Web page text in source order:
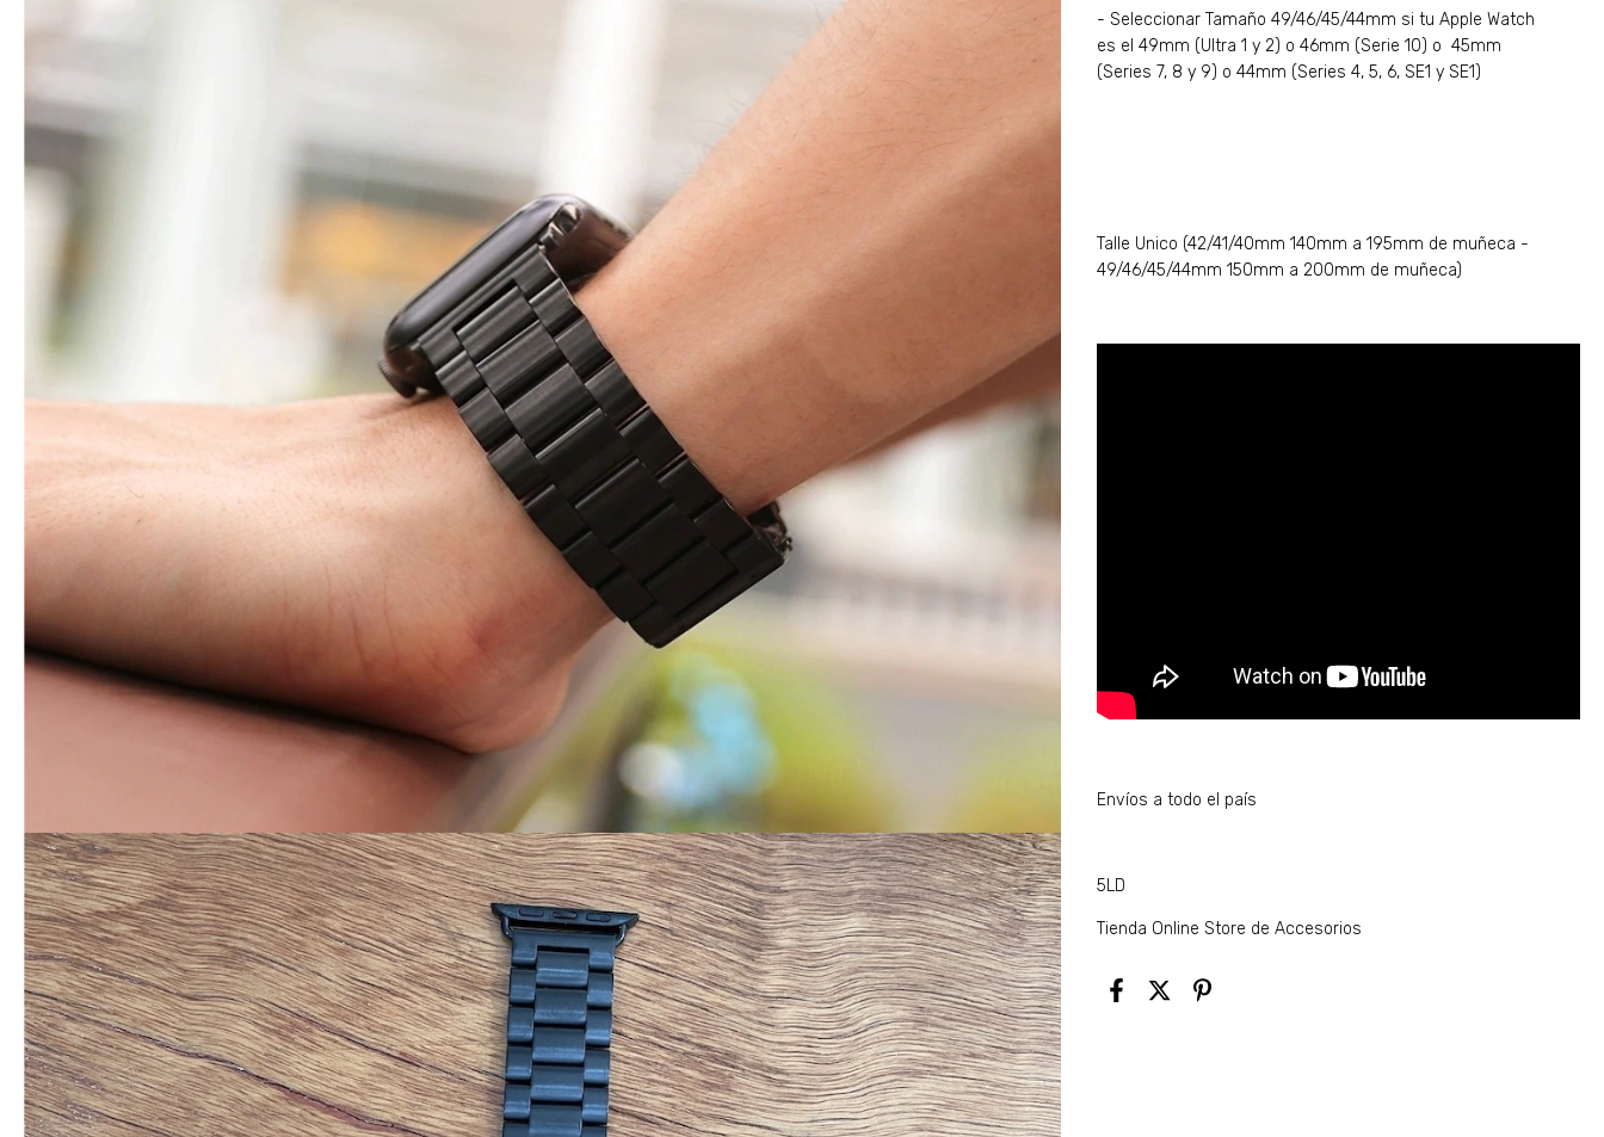
- Seleccionar Tamaño 49/46/45/44mm si tu Apple Watch
es el 49mm (Ultra 1 y 2) o 46mm (Serie 10) o 45mm
(Series 7, 8 y 9) o 44mm (Series 4, 5, 6, SE1 y SE1)
Talle Unico (42/41/40mm 140mm a 195mm de muñeca -
49/46/45/44mm 150mm a 200mm de muñeca)
Envíos a todo el país
5LD
Tienda Online Store de Accesorios